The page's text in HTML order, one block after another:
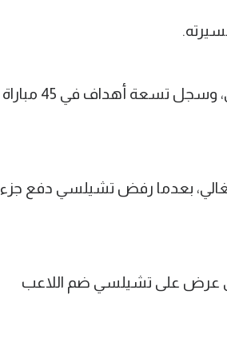
في يونيو 2019، ظهر جواو لأول مرة مع المنتخب البرتغالي، وسجل تسعة أهداف في 45 مباراة
بعدما رفض تشيلسي دفع جزء
عرض على تشيلسي ضم اللاعب